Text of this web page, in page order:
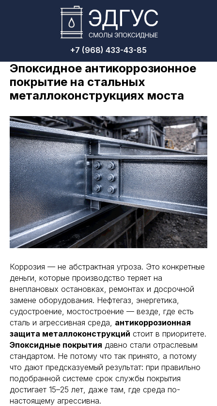
+7 (968) 433-43-85
Эпоксидное антикоррозионное
покрытие на стальных
металлоконструкциях моста
Коррозия — не абстрактная угроза. Это конкретные
деньги, которые производство теряет на
внеплановых остановках, ремонтах и досрочной
замене оборудования. Нефтегаз, энергетика,
судостроение, мостостроение — везде, где есть
сталь и агрессивная среда, антикоррозионная
защита металлоконструкций стоит в приоритете.
Эпоксидные покрытия давно стали отраслевым
стандартом. Не потому что так принято, а потому
что дают предсказуемый результат: при правильно
подобранной системе срок службы покрытия
достигает 15–25 лет, даже там, где среда по-
настоящему агрессивна.